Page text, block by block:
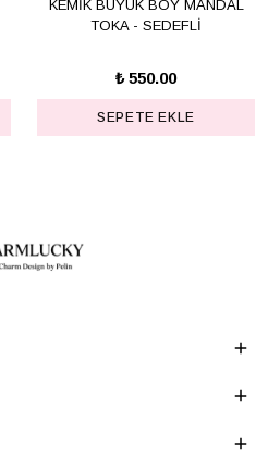
KEMİK BÜYÜK BOY MANDAL
TOKA - SEDEFLİ
₺ 550.00
SEPETE EKLE